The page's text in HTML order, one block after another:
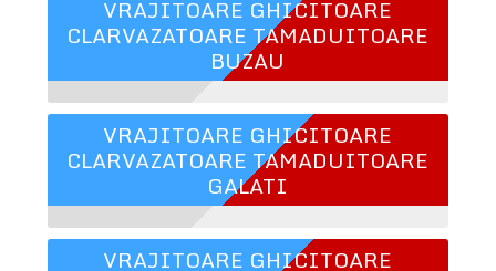
VRAJITOARE GHICITOARE
CLARVAZATOARE TAMADUITOARE
BUZAU
VRAJITOARE GHICITOARE
CLARVAZATOARE TAMADUITOARE
GALATI
VRAJITOARE GHICITOARE